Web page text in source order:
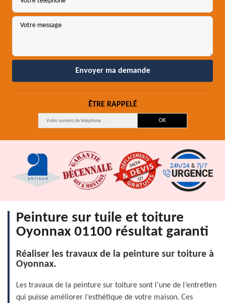
ÊTRE RAPPELÉ
Peinture sur tuile et toiture
Oyonnax 01100 résultat garanti
Réaliser les travaux de la peinture sur toiture à
Oyonnax.
Les travaux de la peinture sur toiture sont l’une de l’entretien
qui puisse améliorer l’esthétique de votre maison. Ces